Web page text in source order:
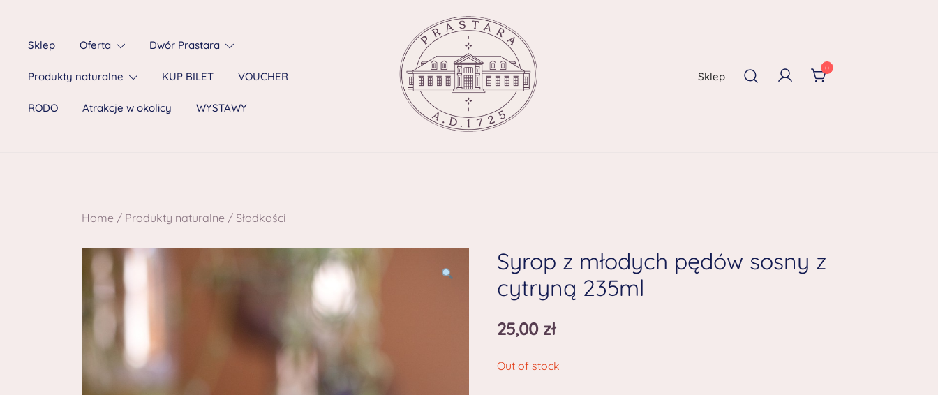
Sklep Oferta Dwór Prastara
Produkty naturalne KUP BILET VOUCHER
RODO Atrakcje w okolicy WYSTAWY
Sklep
0
Home / Produkty naturalne / Słodkości
Syrop z młodych pędów sosny z
cytryną 235ml
25,00 zł
Out of stock